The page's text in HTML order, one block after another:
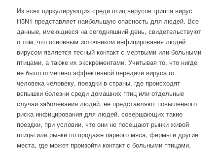
Из всех циркулирующих среди птиц вирусов гриппа вирус
H5N1 представляет наибольшую опасность для людей. Все
данные, имеющиеся на сегодняшний день, свидетельствуют
о том, что основным источником инфицирования людей
вирусом является тесный контакт с мертвыми или больными
птицами, а также их экскрементами. Учитывая то, что нигде
не было отмечено эффективной передачи вируса от
человека человеку, поездки в страны, где происходят
вспышки болезни среди домашних птиц или отдельные
случаи заболевания людей, не представляют повышенного
риска инфицирования для людей, совершающих такие
поездки, при условии, что они не посещают рынки живой
птицы или рынки по продаже парного мяса, фермы и другие
места, где может произойти контакт с больными птицами.